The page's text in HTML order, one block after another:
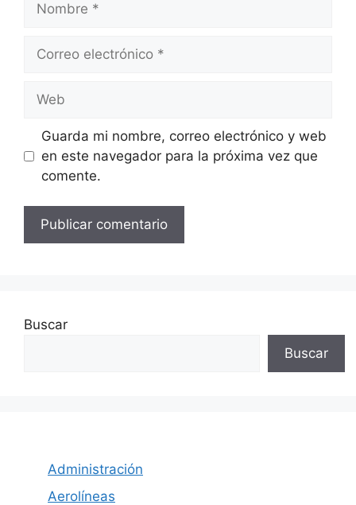
electrónico
Guarda mi nombre, correo electrónico y web
en este navegador para la próxima vez que
comente.
Buscar
Buscar
Administración
Aerolíneas